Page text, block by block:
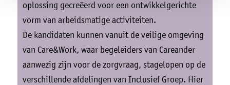
oplossing gecreëerd voor een ontwikkelgerichte
vorm van arbeidsmatige activiteiten.
De kandidaten kunnen vanuit de veilige omgeving
van Care&Work, waar begeleiders van Careander
aanwezig zijn voor de zorgvraag, stagelopen op de
verschillende afdelingen van Inclusief Groep. Hier